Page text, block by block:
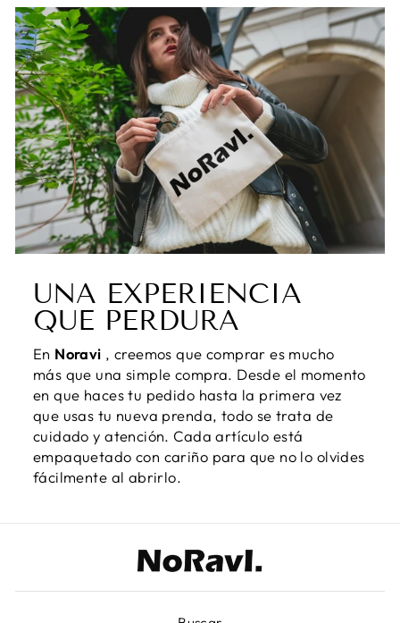
UNA EXPERIENCIA
QUE PERDURA
En Noravi , creemos que comprar es mucho
más que una simple compra. Desde el momento
en que haces tu pedido hasta la primera vez
que usas tu nueva prenda, todo se trata de
cuidado y atención. Cada artículo está
empaquetado con cariño para que no lo olvides
fácilmente al abrirlo.